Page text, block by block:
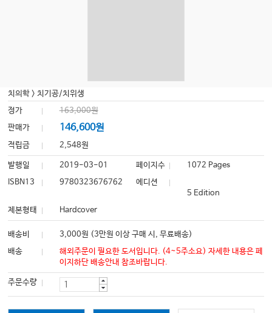
치의학 >치기공/치위생
정가
163,000원
판매가
146,600원
적립금 2,548원
발행일 2019-03-01 페이지수
1072 Pages
ISBN13
9780323676762
에디션
5 Edition
제본형태
Hardcover
배송비
3,000원 (3만원 이상 구매 시, 무료배송)
배송
해외주문이 필요한 도서입니다. (4~5주소요) 자세한 내용은 페
이지하단 배송안내 참조바랍니다.
주문수량